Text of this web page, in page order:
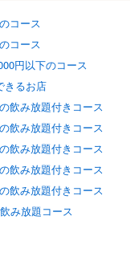
コース
コース
円以下のコース
きるお店
飲み放題付きコース
飲み放題付きコース
飲み放題付きコース
飲み放題付きコース
飲み放題付きコース
み放題コース